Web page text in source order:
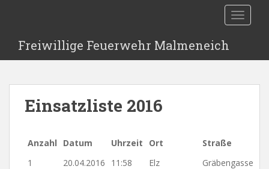
t
Freiwillige Feuerwehr Malmeneich
Einsatzliste 2016
Anzahl Datum Uhrzeit Ort
Straße
1
20.04.2016 11:58 Elz Gräbengasse